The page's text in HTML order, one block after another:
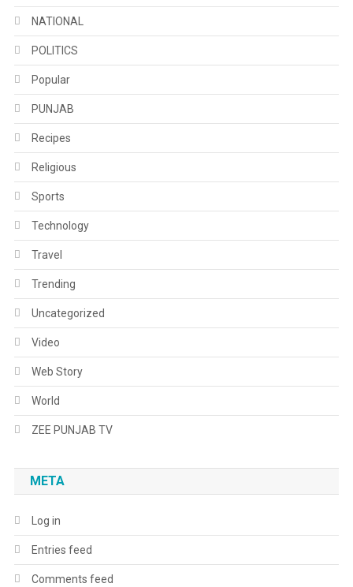
NATIONAL
POLITICS
Popular
PUNJAB
Recipes
Religious
Sports
Technology
Travel
Trending
Uncategorized
Video
Web Story
World
ZEE PUNJAB TV
META
Log in
Entries feed
Comments feed